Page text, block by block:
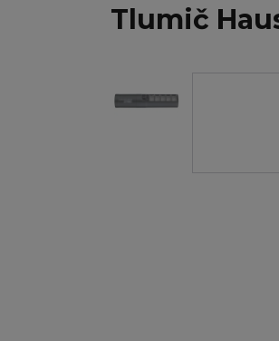
Tlumič